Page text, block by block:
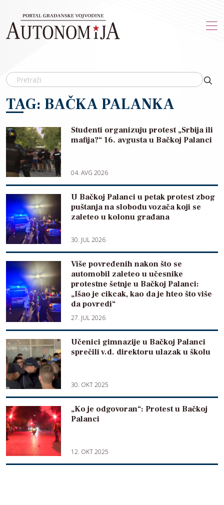
TAG: BAČKA PALANKA
Studenti organizuju protest „Srbija ili
mafija?“ 16. avgusta u Bačkoj Palanci
04. AVG 2026
U Bačkoj Palanci u petak protest zbog
puštanja na slobodu vozača koji se
zaleteo u kolonu građana
30. JUL 2026
Više povređenih nakon što se
automobil zaleteo u učesnike
protestne šetnje u Bačkoj Palanci:
„Išao je cikcak, kao da je hteo što više
da povredi“
27. JUL 2026
Učenici gimnazije u Bačkoj Palanci
sprečili v.d. direktoru ulazak u školu
30. OKT 2025
„Ko je odgovoran“: Protest u Bačkoj
Palanci
12. OKT 2025